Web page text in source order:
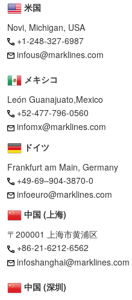
米国
Novi, Michigan, USA
+1-248-327-6987
infous@marklines.com
メキシコ
León Guanajuato,Mexico
+52-477-796-0560
infomx@marklines.com
ドイツ
Frankfurt am Main, Germany
+49-69–904-3870-0
infoeuro@marklines.com
中国 (上海)
〒200001 上海市黄浦区
+86-21-6212-6562
infoshanghai@marklines.com
中国 (深圳)